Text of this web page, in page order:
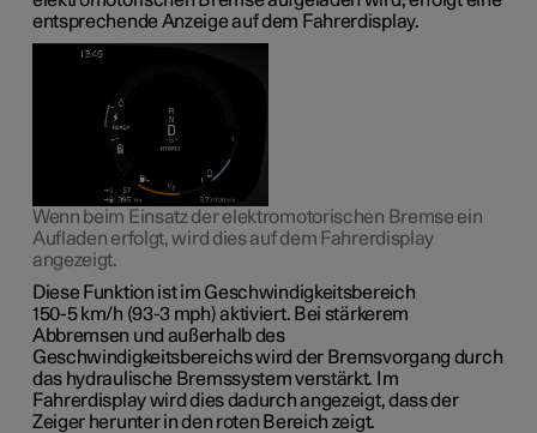
entsprechende Anzeige auf dem Fahrerdisplay.
Wenn beim Einsatz der elektromotorischen Bremse ein
Aufladen erfolgt, wird dies auf dem Fahrerdisplay
angezeigt.
Diese Funktion ist im Geschwindigkeitsbereich
150-5 km/h (93-3 mph)aktiviert. Bei stärkerem
Abbremsen und außerhalb des
Geschwindigkeitsbereichs wird der Bremsvorgang durch
das hydraulische Bremssystem verstärkt. Im
Fahrerdisplay wird dies dadurch angezeigt, dass der
Zeiger herunter in den roten Bereich zeigt.